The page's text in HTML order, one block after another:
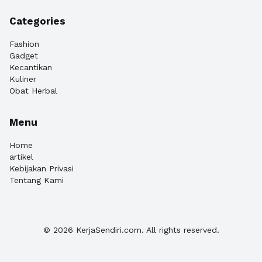
Categories
Fashion
Gadget
Kecantikan
Kuliner
Obat Herbal
Menu
Home
artikel
Kebijakan Privasi
Tentang Kami
© 2026 KerjaSendiri.com. All rights reserved.